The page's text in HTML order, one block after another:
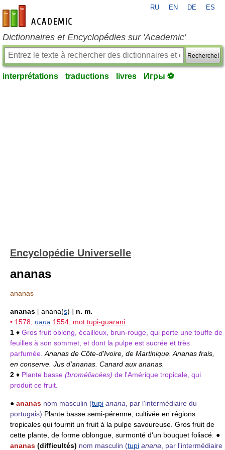
fr-academic.com
RU EN DE ES
Dictionnaires et Encyclopédies sur 'Academic'
Recherche!
interprétations traductions livres Игры ⚽
Encyclopédie Universelle
ananas
ananas
ananas [ anana(s) ] n. m.
• 1578; nana 1554; mot tupi-guarani
1 ♦ Gros fruit oblong, écailleux, brun-rouge, qui porte une touffe de
feuilles à son sommet, et dont la pulpe est sucrée et très
parfumée. Ananas de Côte-d'Ivoire, de Martinique. Ananas frais,
en conserve. Jus d'ananas. Canard aux ananas.
2 ♦ Plante basse (broméliacées) de l'Amérique tropicale, qui
produit ce fruit.
● ananas nom masculin (tupi anana , par l'intermédiaire du
portugais) Plante basse semi-pérenne, cultivée en régions
tropicales qui fournit un fruit à la pulpe savoureuse. Gros fruit de
cette plante, de forme oblongue, surmonté d'un bouquet foliacé. ●
ananas (difficultés) nom masculin (tupi anana , par l'intermédiaire